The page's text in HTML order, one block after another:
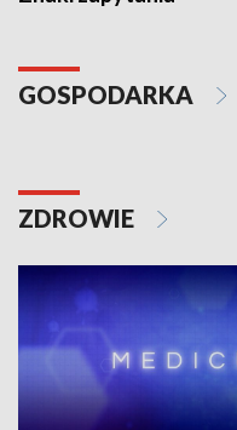
GOSPODARKA
ZDROWIE